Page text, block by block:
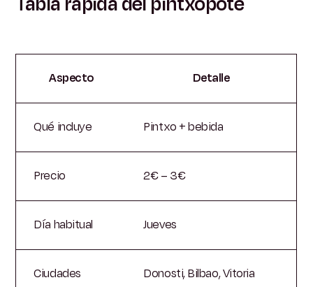
Aspecto Detalle
Qué incluye Pintxo + bebida
Precio 2€ – 3€
Día habitual Jueves
Ciudades Donosti, Bilbao, Vitoria